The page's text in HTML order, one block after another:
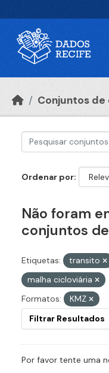
Conjuntos de
Ordenar por
Não foram
conjuntos
Etiquetas: transito
malha cicloviária
Formatos:
KMZ
Filtrar Resultados
Por favor tente uma